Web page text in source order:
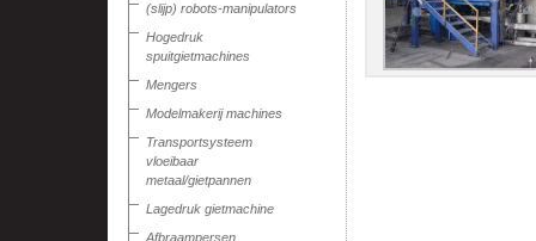
(slijp) robots-manipulators
Hogedruk
spuitgietmachines
Mengers
Modelmakerij machines
Transportsysteem
vloeibaar
metaal/gietpannen
Lagedruk gietmachine
Afbraampersen